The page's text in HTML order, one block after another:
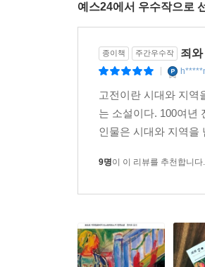
예스24에서 우수작으로
종이책 주간우수작 죄
고전이란 시대와 지역
는 소설이다. 100여년
인물은 시대와 지역을
9명이 이 리뷰를 추천합니다.